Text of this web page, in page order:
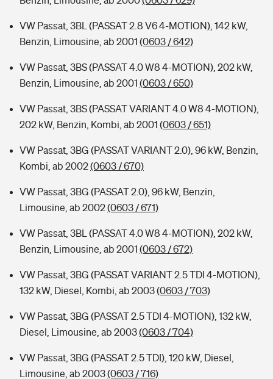
VW Passat, 3BL (PASSAT 2.8 V6 4-MOTION), 142 kW,
Benzin, Limousine, ab 2001 (0603 / 642)
VW Passat, 3BS (PASSAT 4.0 W8 4-MOTION), 202 kW,
Benzin, Limousine, ab 2001 (0603 / 650)
VW Passat, 3BS (PASSAT VARIANT 4.0 W8 4-MOTION),
202 kW, Benzin, Kombi, ab 2001 (0603 / 651)
VW Passat, 3BG (PASSAT VARIANT 2.0), 96 kW, Benzin,
Kombi, ab 2002(0603 / 670)
VW Passat, 3BG (PASSAT 2.0), 96 kW, Benzin,
Limousine, ab 2002(0603 / 671)
VW Passat, 3BL (PASSAT 4.0 W8 4-MOTION), 202 kW,
Benzin, Limousine, ab 2001 (0603 / 672)
VW Passat, 3BG (PASSAT VARIANT 2.5 TDI 4-MOTION),
132 kW, Diesel, Kombi, ab 2003(0603 / 703)
VW Passat, 3BG (PASSAT 2.5 TDI 4-MOTION), 132 kW,
Diesel, Limousine, ab 2003(0603 / 704)
VW Passat, 3BG (PASSAT 2.5 TDI), 120 kW, Diesel,
Limousine, ab 2003(0603 / 716)